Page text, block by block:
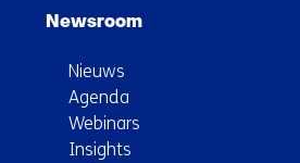
Newsroom
Nieuws
Agenda
Webinars
Insights